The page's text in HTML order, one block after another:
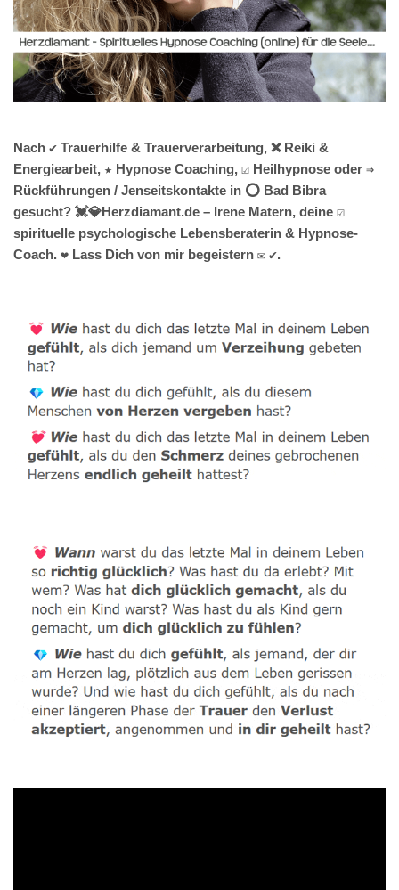
Nach ✔️ Trauerhilfe & Trauerverarbeitung, ❌ Reiki &
Energiearbeit, ★ Hypnose Coaching, ☑️ Heilhypnose oder ⇒
Rückführungen / Jenseitskontakte in ⭕ Bad Bibra
gesucht? 💓️💎Herzdiamant.de – Irene Matern, deine ☑️
spirituelle psychologische Lebensberaterin & Hypnose-
Coach. ❤ Lass Dich von mir begeistern ✉ ✔.